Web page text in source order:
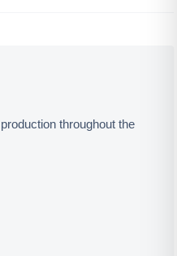
throughout the